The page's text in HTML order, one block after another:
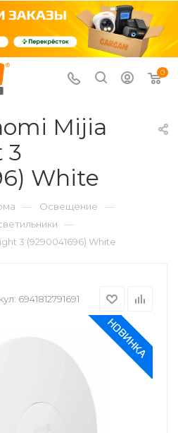
0
Mijia
3
White
— Освещение —
—
3 (9290041696) White
6941812791691